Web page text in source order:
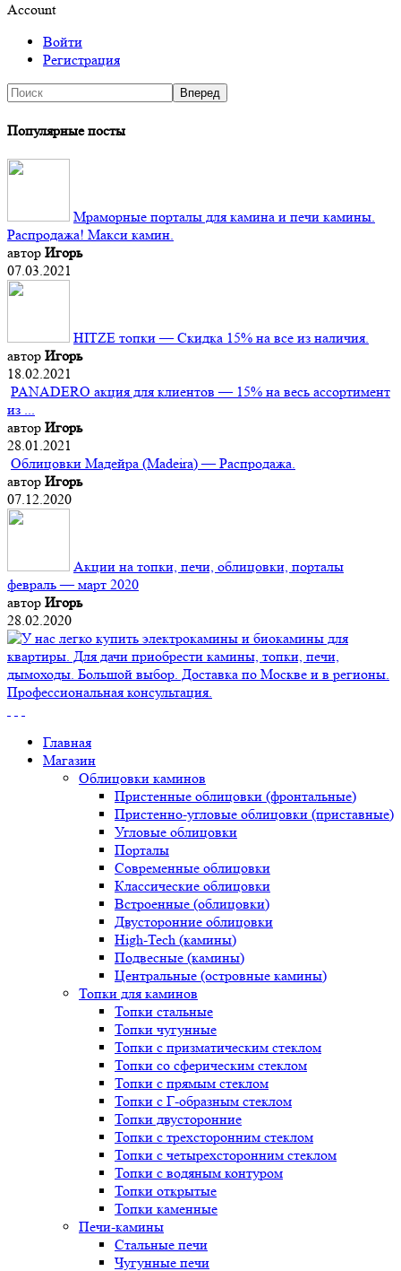
Account
Войти
Регистрация
Популярные посты
Мраморные порталы для камина и печи камины.
Распродажа! Макси камин.
автор Игорь
07.03.2021
HITZE топки — Скидка 15% на все из наличия.
автор Игорь
18.02.2021
PANADERO акция для клиентов — 15% на весь ассортимент
из ...
автор Игорь
28.01.2021
Облицовки Мадейра (Мadeira) — Распродажа.
автор Игорь
07.12.2020
Акции на топки, печи, облицовки, порталы
февраль — март 2020
автор Игорь
28.02.2020
Главная
Магазин
Облицовки каминов
Пристенные облицовки (фронтальные)
Пристенно-угловые облицовки (приставные)
Угловые облицовки
Порталы
Современные облицовки
Классические облицовки
Встроенные (облицовки)
Двусторонние облицовки
High-Tech (камины)
Подвесные (камины)
Центральные (островные камины)
Топки для каминов
Топки стальные
Топки чугунные
Топки с призматическим стеклом
Топки со сферическим стеклом
Топки с прямым стеклом
Топки с Г-образным стеклом
Топки двусторонние
Топки с трехсторонним стеклом
Топки с четырехсторонним стеклом
Топки с водяным контуром
Топки открытые
Топки каменные
Печи-камины
Стальные печи
Чугунные печи